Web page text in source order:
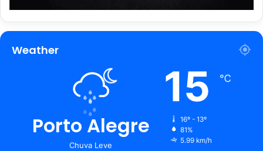
Weather
Porto Alegre
Chuva Leve
15 ℃
16º - 13º
81%
5.99 km/h